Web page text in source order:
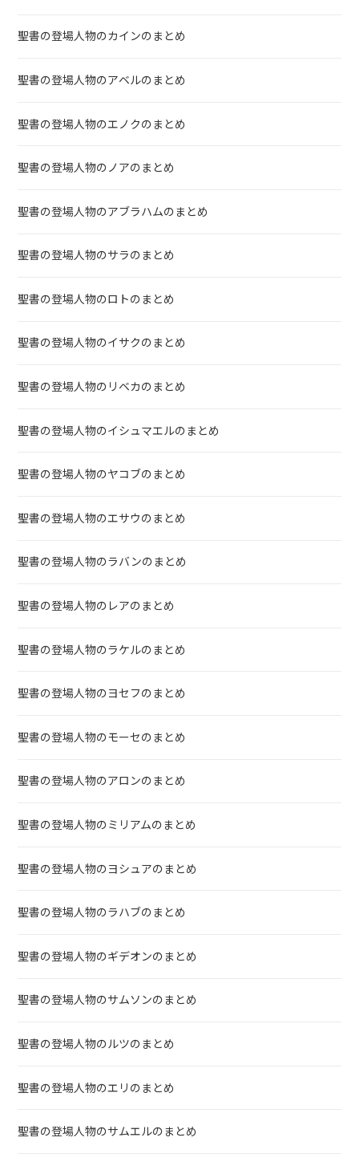
聖書の登場人物のカインのまとめ
聖書の登場人物のアベルのまとめ
聖書の登場人物のエノクのまとめ
聖書の登場人物のノアのまとめ
聖書の登場人物のアブラハムのまとめ
聖書の登場人物のサラのまとめ
聖書の登場人物のロトのまとめ
聖書の登場人物のイサクのまとめ
聖書の登場人物のリベカのまとめ
聖書の登場人物のイシュマエルのまとめ
聖書の登場人物のヤコブのまとめ
聖書の登場人物のエサウのまとめ
聖書の登場人物のラバンのまとめ
聖書の登場人物のレアのまとめ
聖書の登場人物のラケルのまとめ
聖書の登場人物のヨセフのまとめ
聖書の登場人物のモーセのまとめ
聖書の登場人物のアロンのまとめ
聖書の登場人物のミリアムのまとめ
聖書の登場人物のヨシュアのまとめ
聖書の登場人物のラハブのまとめ
聖書の登場人物のギデオンのまとめ
聖書の登場人物のサムソンのまとめ
聖書の登場人物のルツのまとめ
聖書の登場人物のエリのまとめ
聖書の登場人物のサムエルのまとめ